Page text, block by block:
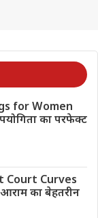
for Women
का परफेक्ट
Court Curves
का बेहतरीन